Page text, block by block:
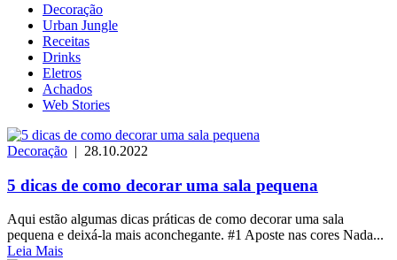
Decoração
Urban Jungle
Receitas
Drinks
Eletros
Achados
Web Stories
Decoração | 28.10.2022
5 dicas de como decorar uma sala pequena
Aqui estão algumas dicas práticas de como decorar uma sala
pequena e deixá-la mais aconchegante. #1 Aposte nas cores Nada...
Leia Mais